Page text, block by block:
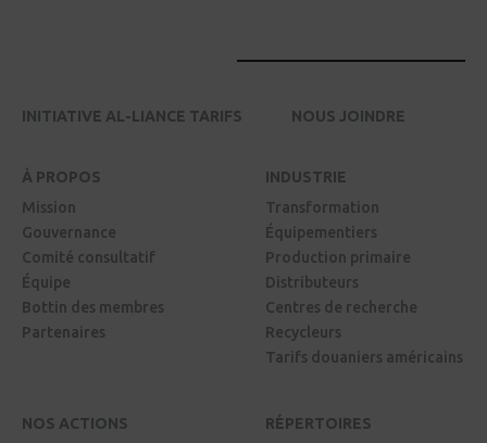
INITIATIVE AL-LIANCE TARIFS NOUS JOINDRE
À PROPOS
Mission
Gouvernance
Comité consultatif
Équipe
Bottin des membres
Partenaires
INDUSTRIE
Transformation
Équipementiers
Production primaire
Distributeurs
Centres de recherche
Recycleurs
Tarifs douaniers américains
NOS ACTIONS
RÉPERTOIRES